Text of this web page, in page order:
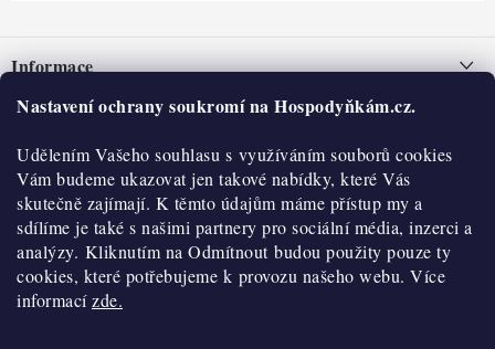
Nastavení ochrany soukromí na Hospodyňkám.cz.
Udělením Vašeho souhlasu s využíváním souborů cookies
Vám budeme ukazovat jen takové nabídky, které Vás
skutečně zajímají. K těmto údajům máme přístup my a
sdílíme je také s našimi partnery pro sociální média, inzerci a
analýzy. Kliknutím na Odmítnout budou použity pouze ty
cookies, které potřebujeme k provozu našeho webu. Více
informacízde.
pInformace
Nepřevzetí zásilky na dobírku
Obchodní podmínky
Hodnocení obchodu
Blog
Moje objednávka
O nás
Historie
Kontakty
O nákupu
Reklamace a vratky
Výdejní místa